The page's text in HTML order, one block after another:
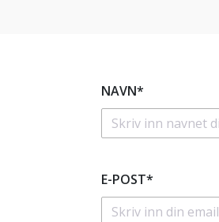
NAVN*
E-POST*